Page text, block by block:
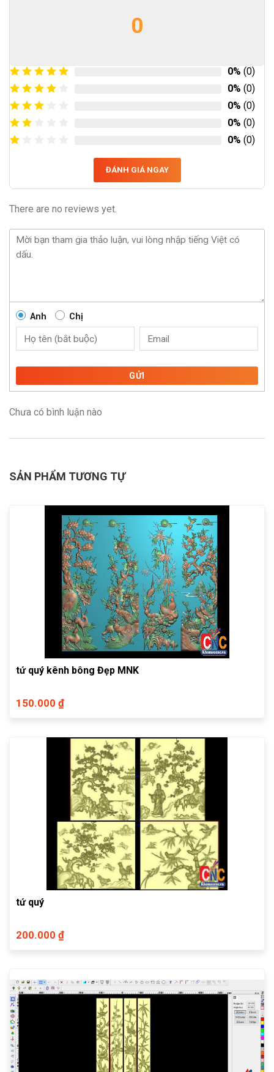
0
0% (0)
0% (0)
0% (0)
0% (0)
0% (0)
ĐÁNH GIÁ NGAY
There are no reviews yet.
Anh Chị
GỬI
Chưa có bình luận nào
SẢN PHẨM TƯƠNG TỰ
tứ quý kênh bông Đẹp MNK
150.000 ₫
tứ quý
200.000 ₫